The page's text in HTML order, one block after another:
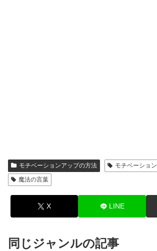
モチベーションアップの方法 モチベーション
魔法の言葉
X LINE
同じジャンルの記事